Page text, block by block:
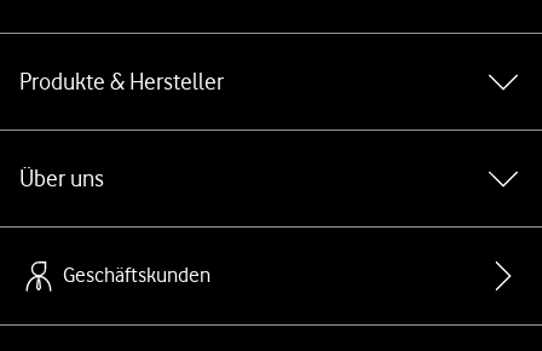
Produkte & Hersteller
Über uns
Geschäftskunden